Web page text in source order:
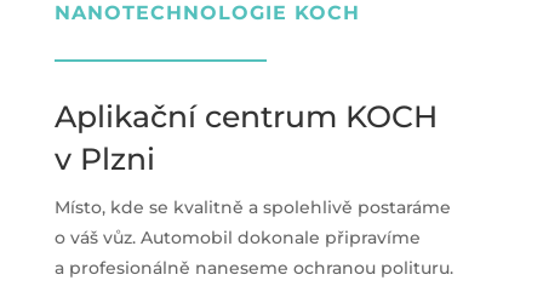
NANOTECHNOLOGIE KOCH
Aplikační centrum KOCH
v Plzni
Místo, kde se kvalitně a spolehlivě postaráme
o váš vůz. Automobil dokonale připravíme
a profesionálně naneseme ochranou polituru.